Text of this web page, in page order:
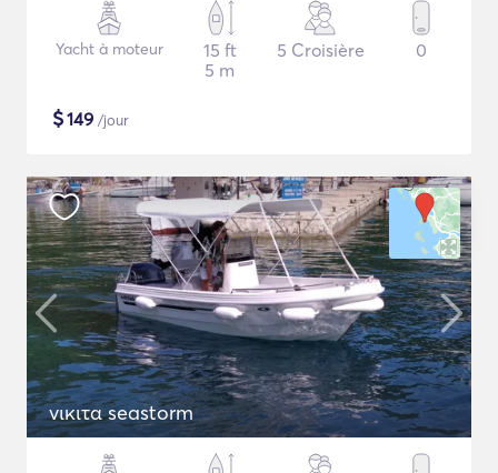
Yacht à moteur
15 ft
5 m
5 Croisière 0
$149 /jour
νικιτα seastorm